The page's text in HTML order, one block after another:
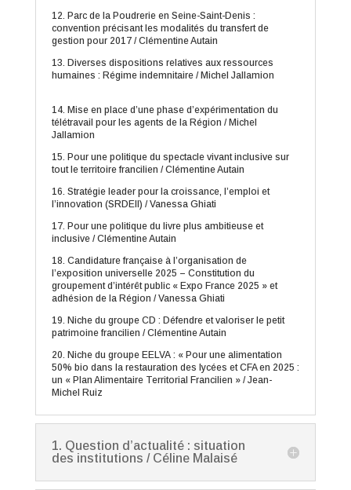
12. Parc de la Poudrerie en Seine-Saint-Denis :
convention précisant les modalités du transfert de
gestion pour 2017 / Clémentine Autain
13. Diverses dispositions relatives aux ressources
humaines : Régime indemnitaire / Michel Jallamion
14. Mise en place d’une phase d’expérimentation du
télétravail pour les agents de la Région / Michel
Jallamion
15. Pour une politique du spectacle vivant inclusive sur
tout le territoire francilien / Clémentine Autain
16. Stratégie leader pour la croissance, l’emploi et
l’innovation (SRDEII) / Vanessa Ghiati
17. Pour une politique du livre plus ambitieuse et
inclusive / Clémentine Autain
18. Candidature française à l’organisation de
l’exposition universelle 2025 – Constitution du
groupement d’intérêt public « Expo France 2025 » et
adhésion de la Région / Vanessa Ghiati
19. Niche du groupe CD : Défendre et valoriser le petit
patrimoine francilien / Clémentine Autain
20. Niche du groupe EELVA : « Pour une alimentation
50% bio dans la restauration des lycées et CFA en 2025 :
un « Plan Alimentaire Territorial Francilien » / Jean-
Michel Ruiz
1. Question d’actualité : situation
des institutions / Céline Malaisé